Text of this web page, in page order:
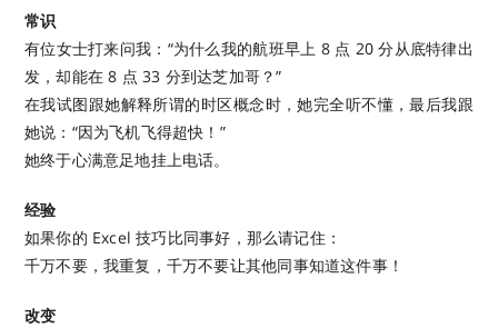
常识
有位女士打来问我：“为什么我的航班早上 8 点 20 分从底特律出
发，却能在 8 点 33 分到达芝加哥？”
在我试图跟她解释所谓的时区概念时，她完全听不懂，最后我跟
她说：“因为飞机飞得超快！”
她终于心满意足地挂上电话。
经验
如果你的 Excel 技巧比同事好，那么请记住：
千万不要，我重复，千万不要让其他同事知道这件事！
改变